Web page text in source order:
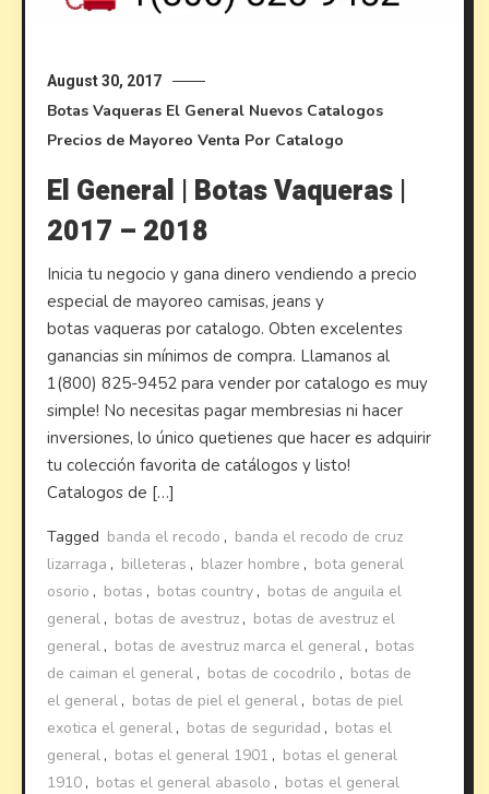
August 30, 2017
Botas Vaqueras El General Nuevos Catalogos
Precios de Mayoreo Venta Por Catalogo
El General | Botas Vaqueras |
2017 – 2018
Inicia tu negocio y gana dinero vendiendo a precio
especial de mayoreo camisas, jeans y
botas vaqueras por catalogo. Obten excelentes
ganancias sin mínimos de compra. Llamanos al
1(800) 825-9452 para vender por catalogo es muy
simple! No necesitas pagar membresias ni hacer
inversiones, lo único quetienes que hacer es adquirir
tu colección favorita de catálogos y listo!
Catalogos de […]
Tagged banda el recodo , banda el recodo de cruz
lizarraga , billeteras , blazer hombre , bota general
osorio , botas , botas country , botas de anguila el
general , botas de avestruz , botas de avestruz el
general , botas de avestruz marca el general , botas
de caiman el general , botas de cocodrilo , botas de
el general , botas de piel el general , botas de piel
exotica el general , botas de seguridad , botas el
general , botas el general 1901 , botas el general
1910 , botas el general abasolo , botas el general